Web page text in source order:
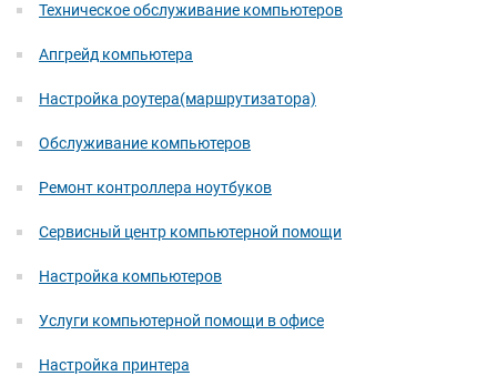
Техническое обслуживание компьютеров
Апгрейд компьютера
Настройка роутера(маршрутизатора)
Обслуживание компьютеров
Ремонт контроллера ноутбуков
Сервисный центр компьютерной помощи
Настройка компьютеров
Услуги компьютерной помощи в офисе
Настройка принтера